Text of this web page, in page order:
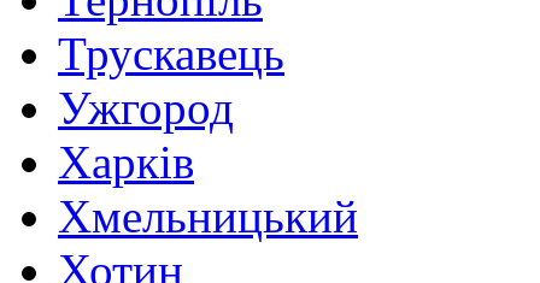
Трускавець
Ужгород
Харків
Хмельницький
Хотин